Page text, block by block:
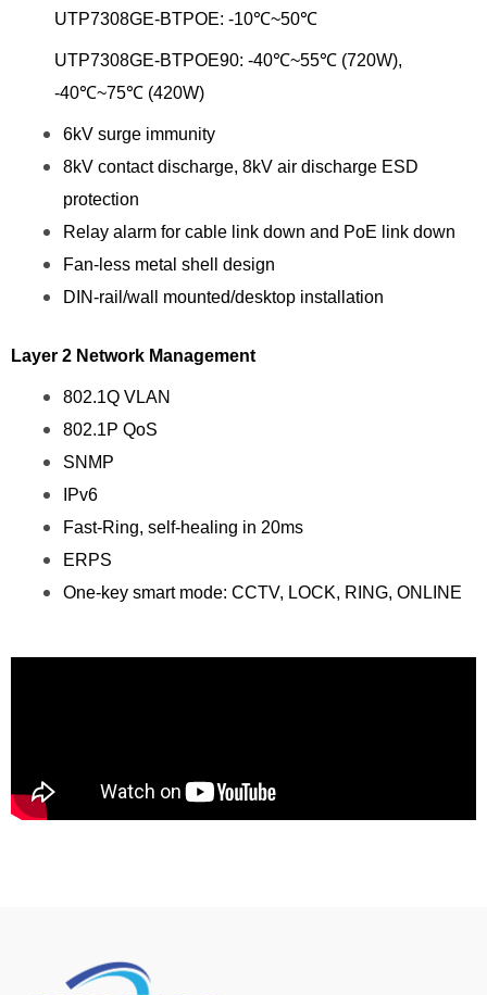
UTP7308GE-BTPOE: -10℃~50℃
UTP7308GE-BTPOE90: -40℃~55℃ (720W),
-40℃~75℃ (420W)
6kV surge immunity
8kV contact discharge, 8kV air discharge ESD
protection
Relay alarm for cable link down and PoE link down
Fan-less metal shell design
DIN-rail/wall mounted/desktop installation
Layer 2 Network Management
802.1Q VLAN
802.1P QoS
SNMP
IPv6
Fast-Ring, self-healing in 20ms
ERPS
One-key smart mode: CCTV, LOCK, RING, ONLINE